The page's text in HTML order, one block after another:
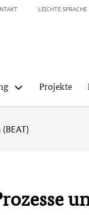
LEICHTE SPRACHE
Projekte